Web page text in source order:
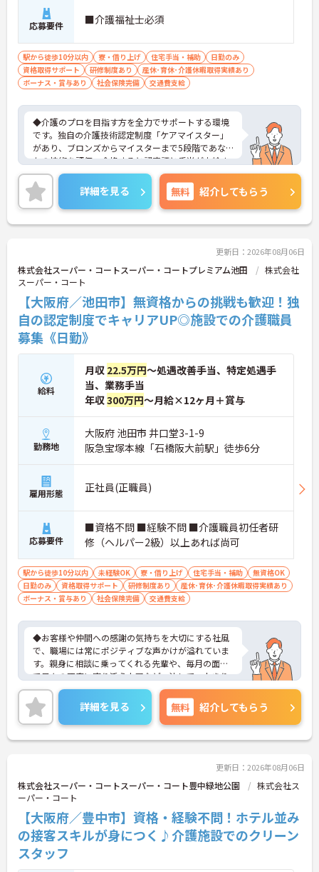
応募要件 ■介護福祉士必須
駅から徒歩10分以内 寮・借り上げ 住宅手当・補助
日勤のみ
資格取得サポート
研修制度あり
産休･育休･介護休暇取得実績あり
ボーナス・賞与あり
社会保険完備 交通費支給
◆介護のプロを目指す方を全力でサポートする環境
です。独自の介護技術認定制度「ケアマイスター」
があり、ブロンズからマイスターまで5段階であな
たの技術を評価。合格すると認定証と手当が支給さ
れます。
◆スタッフ同士の繋がりを大切にするため「サンク
スバッジ」という素敵な制度を導入しています。ス
マホやパソコンから、部署や施設を超えた仲間に
「ありがとう」のバッジを送り合う仕組みで、毎月
些細なことでも感謝を伝え合い、認め合えるため、
風通しが良くとてもあたたかい雰囲気の職場です。
また、「もっとこうしたら良くなるかも！」という
現場の小さなアイデアを大切にしており、入社1日
目から誰でもいくつでも提案できる「フジキャタ提
案」制度があり、毎月役員がすべての提案に目を通
します。自分の気づきが実際のサービス向上につな
がるため、やりがいを持って仕事に取り組めます。
詳細を見る 無料 紹介してもらう
更新日：2026年08月06日
株式会社スーパー・コートスーパー・コートプレミアム池田
株式会社
スーパー・コート
【大阪府／池田市】無資格からの挑戦も歓迎！独
自の認定制度でキャリアUP◎施設での介護職員
募集《日勤》
給料
月収 22.5万円～処遇改善手当、特定処遇手
当、業務手当
年収300万円～月給×12ヶ月＋賞与
勤務地
大阪府 池田市 井口堂3-1-9
阪急宝塚本線「石橋阪大前駅」徒歩6分
雇用形態 正社員(正職員)
応募要件
■資格不問 ■経験不問 ■介護職員初任者研
修（ヘルパー2級）以上あれば尚可
駅から徒歩10分以内 未経験OK 寮・借り上げ 住宅手当・補助
無資格OK
日勤のみ
資格取得サポート 研修制度あり
産休･育休･介護休暇取得実績あり
ボーナス・賞与あり
社会保険完備 交通費支給
◆お客様や仲間への感謝の気持ちを大切にする社風
で、職場には常にポジティブな声かけが溢れていま
す。親身に相談に乗ってくれる先輩や、毎月の面談
で日々の不安に寄り添う上司など、決して一人きり
にさせないフォロー体制が万全。心理的安全性が高
く、中途入社でも自然と馴染める職場です。
◆無資格からでもプロフェッショナルを目指せる
「資格取得支援制度」を完備しています。初任者研
修から国家資格である介護福祉士まで、現場での実
◆法人独自の介護技術認定制度「ケアマイスター」
により、身につけたスキルを5段階でしっかり評価
し手当で還元。さらに「目標管理シート」を用いた
月1回の上司との面談があり、一人ひとりの不安や
目標に寄り添う手厚いフォロー体制が整っていま
す。
詳細を見る 無料 紹介してもらう
更新日：2026年08月06日
株式会社スーパー・コートスーパー・コート豊中緑地公園
株式会社ス
ーパー・コート
【大阪府／豊中市】資格・経験不問！ホテル並み
の接客スキルが身につく♪介護施設でのクリーン
スタッフ